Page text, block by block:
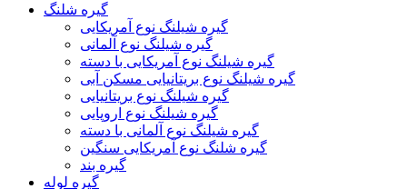
گیره شلنگ
گیره شیلنگ نوع آمریکایی
گیره شیلنگ نوع آلمانی
گیره شیلنگ نوع آمریکایی با دسته
گیره شیلنگ نوع بریتانیایی مسکن آبی
گیره شیلنگ نوع بریتانیایی
گیره شیلنگ نوع اروپایی
گیره شیلنگ نوع آلمانی با دسته
گیره شلنگ نوع آمریکایی سنگین
گیره بند
گیره لوله